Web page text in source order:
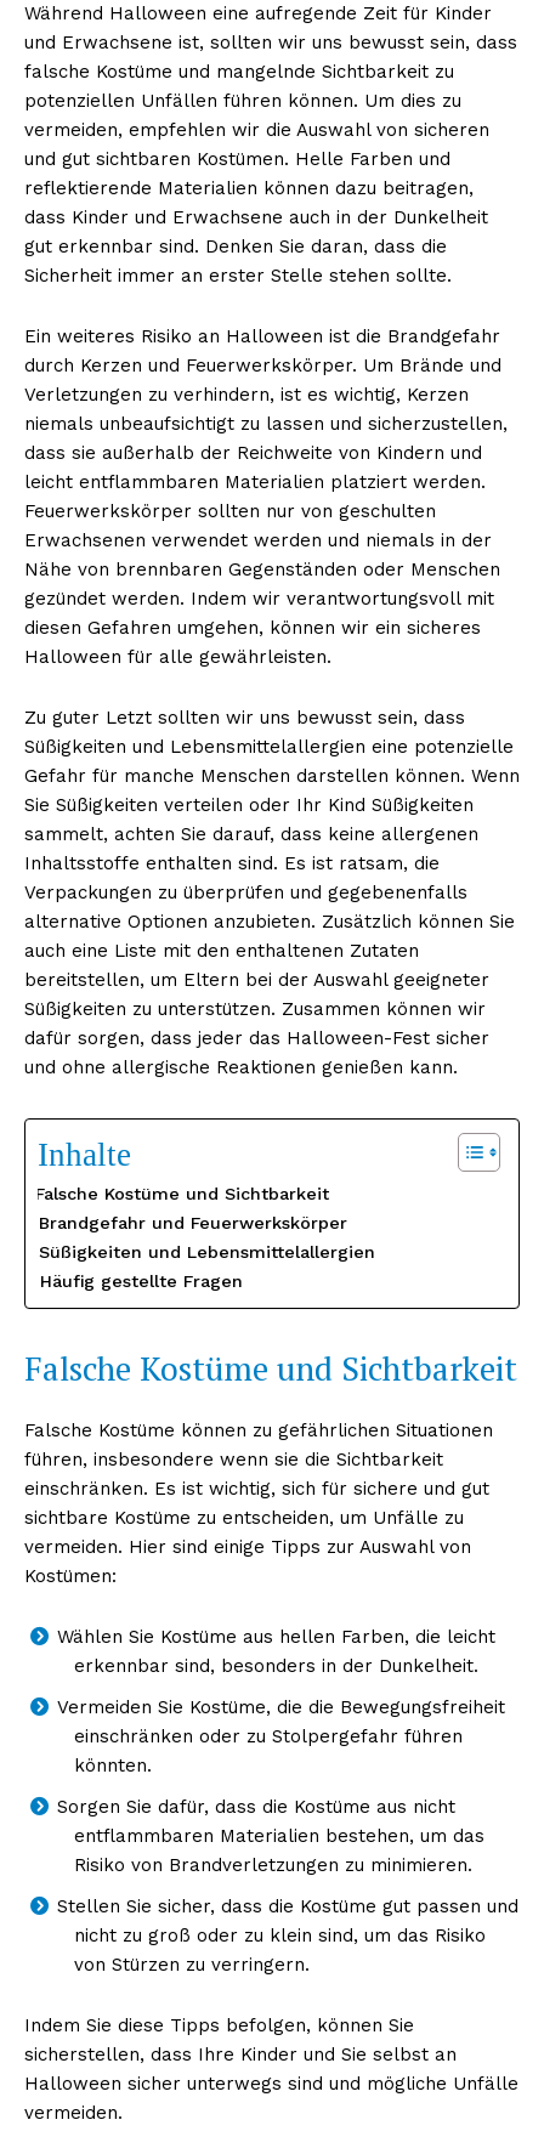
Während Halloween eine aufregende Zeit für Kinder
und Erwachsene ist, sollten wir uns bewusst sein, dass
falsche Kostüme und mangelnde Sichtbarkeit zu
potenziellen Unfällen führen können. Um dies zu
vermeiden, empfehlen wir die Auswahl von sicheren
und gut sichtbaren Kostümen. Helle Farben und
reflektierende Materialien können dazu beitragen,
dass Kinder und Erwachsene auch in der Dunkelheit
gut erkennbar sind. Denken Sie daran, dass die
Sicherheit immer an erster Stelle stehen sollte.
Ein weiteres Risiko an Halloween ist die Brandgefahr
durch Kerzen und Feuerwerkskörper. Um Brände und
Verletzungen zu verhindern, ist es wichtig, Kerzen
niemals unbeaufsichtigt zu lassen und sicherzustellen,
dass sie außerhalb der Reichweite von Kindern und
leicht entflammbaren Materialien platziert werden.
Feuerwerkskörper sollten nur von geschulten
Erwachsenen verwendet werden und niemals in der
Nähe von brennbaren Gegenständen oder Menschen
gezündet werden. Indem wir verantwortungsvoll mit
diesen Gefahren umgehen, können wir ein sicheres
Halloween für alle gewährleisten.
Zu guter Letzt sollten wir uns bewusst sein, dass
Süßigkeiten und Lebensmittelallergien eine potenzielle
Gefahr für manche Menschen darstellen können. Wenn
Sie Süßigkeiten verteilen oder Ihr Kind Süßigkeiten
sammelt, achten Sie darauf, dass keine allergenen
Inhaltsstoffe enthalten sind. Es ist ratsam, die
Verpackungen zu überprüfen und gegebenenfalls
alternative Optionen anzubieten. Zusätzlich können Sie
auch eine Liste mit den enthaltenen Zutaten
bereitstellen, um Eltern bei der Auswahl geeigneter
Süßigkeiten zu unterstützen. Zusammen können wir
dafür sorgen, dass jeder das Halloween-Fest sicher
und ohne allergische Reaktionen genießen kann.
Inhalte
Falsche Kostüme und Sichtbarkeit
Brandgefahr und Feuerwerkskörper
Süßigkeiten und Lebensmittelallergien
Häufig gestellte Fragen
Falsche Kostüme und Sichtbarkeit
Falsche Kostüme können zu gefährlichen Situationen
führen, insbesondere wenn sie die Sichtbarkeit
einschränken. Es ist wichtig, sich für sichere und gut
sichtbare Kostüme zu entscheiden, um Unfälle zu
vermeiden. Hier sind einige Tipps zur Auswahl von
Kostümen:
Wählen Sie Kostüme aus hellen Farben, die leicht
erkennbar sind, besonders in der Dunkelheit.
Vermeiden Sie Kostüme, die die Bewegungsfreiheit
einschränken oder zu Stolpergefahr führen
könnten.
Sorgen Sie dafür, dass die Kostüme aus nicht
entflammbaren Materialien bestehen, um das
Risiko von Brandverletzungen zu minimieren.
Stellen Sie sicher, dass die Kostüme gut passen und
nicht zu groß oder zu klein sind, um das Risiko
von Stürzen zu verringern.
Indem Sie diese Tipps befolgen, können Sie
sicherstellen, dass Ihre Kinder und Sie selbst an
Halloween sicher unterwegs sind und mögliche Unfälle
vermeiden.